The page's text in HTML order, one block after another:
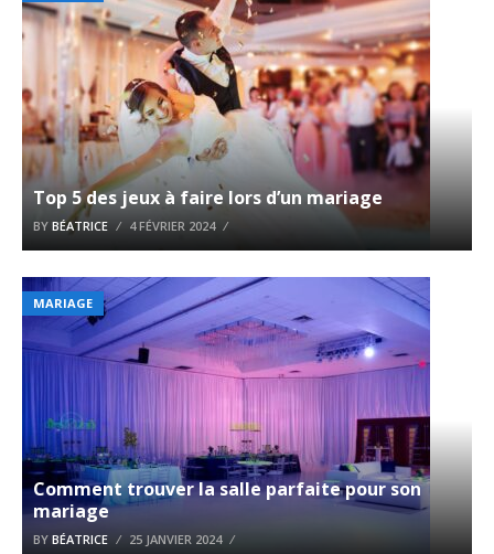
Top 5 des jeux à faire lors d’un mariage
BY BÉATRICE 4 FÉVRIER 2024
MARIAGE
Comment trouver la salle parfaite pour son
mariage
BY BÉATRICE 25 JANVIER 2024